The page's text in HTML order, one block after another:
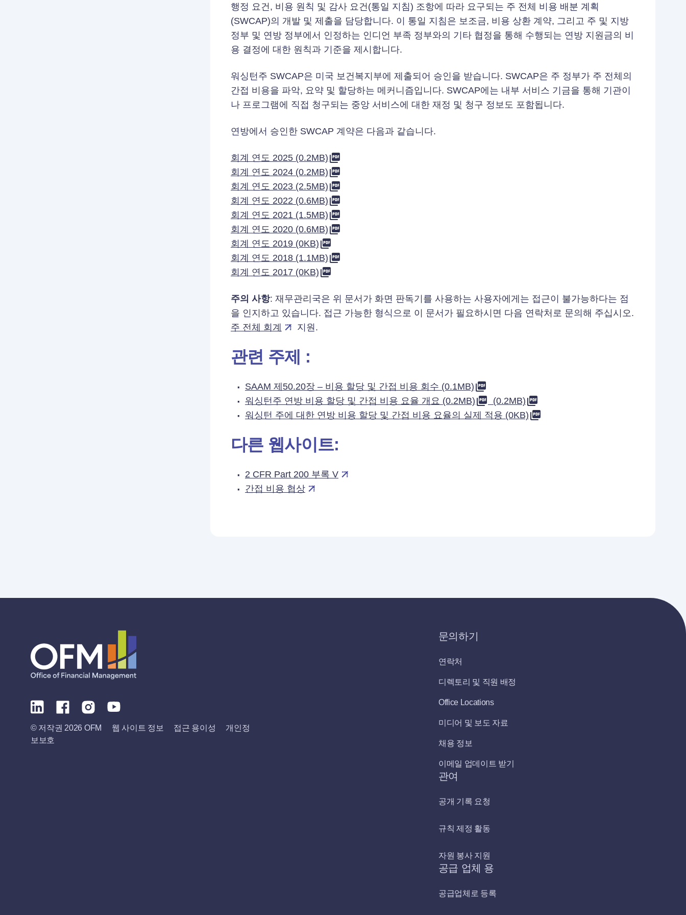
행정 요건, 비용 원칙 및 감사 요건(통일 지침) 조항에 따라 요구되는 주 전체 비용 배분 계획
(SWCAP)의 개발 및 제출을 담당합니다. 이 통일 지침은 보조금, 비용 상환 계약, 그리고 주 및 지방
정부 및 연방 정부에서 인정하는 인디언 부족 정부와의 기타 협정을 통해 수행되는 연방 지원금의 비
용 결정에 대한 원칙과 기준을 제시합니다.
워싱턴주 SWCAP은 미국 보건복지부에 제출되어 승인을 받습니다. SWCAP은 주 정부가 주 전체의
간접 비용을 파악, 요약 및 할당하는 메커니즘입니다. SWCAP에는 내부 서비스 기금을 통해 기관이
나 프로그램에 직접 청구되는 중앙 서비스에 대한 재정 및 청구 정보도 포함됩니다.
연방에서 승인한 SWCAP 계약은 다음과 같습니다.
회계 연도 2025 (0.2MB)
회계 연도 2024 (0.2MB)
회계 연도 2023 (2.5MB)
회계 연도 2022 (0.6MB)
회계 연도 2021 (1.5MB)
회계 연도 2020 (0.6MB)
회계 연도 2019 (0KB)
회계 연도 2018 (1.1MB)
회계 연도 2017 (0KB)
주의 사항: 재무관리국은 위 문서가 화면 판독기를 사용하는 사용자에게는 접근이 불가능하다는 점
을 인지하고 있습니다. 접근 가능한 형식으로 이 문서가 필요하시면 다음 연락처로 문의해 주십시오.
주 전체 회계
지원.
관련 주제 :
SAAM 제50.20장 – 비용 할당 및 간접 비용 회수 (0.1MB)
워싱턴주 연방 비용 할당 및 간접 비용 요율 개요 (0.2MB)
(0.2MB)
워싱턴 주에 대한 연방 비용 할당 및 간접 비용 요율의 실제 적용 (0KB)
다른 웹사이트:
2 CFR Part 200 부록 V
간접 비용 협상
© 저작권 2026 OFM 웹 사이트 정보 접근 용이성
개인정
보보호
문의하기
연락처
디렉토리 및 직원 배정
Office Locations
미디어 및 보도 자료
채용 정보
이메일 업데이트 받기
관여
공개 기록 요청
규칙 제정 활동
자원 봉사 지원
공급 업체 용
공급업체로 등록